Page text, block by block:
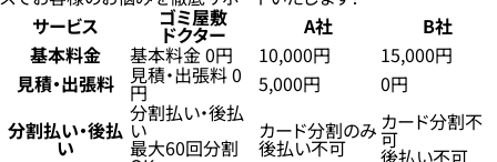
サービス
ゴミ屋敷
ドクター A社
B社
基本料金
基本料金 0円 10,000円
15,000円
見積・出張料
見積・出張料 0
円 5,000円
0円
分割払い・後払
い
分割払い・後払
い
最大60回分割
カード分割のみ
後払い不可
カード分割不
可
後払い不可